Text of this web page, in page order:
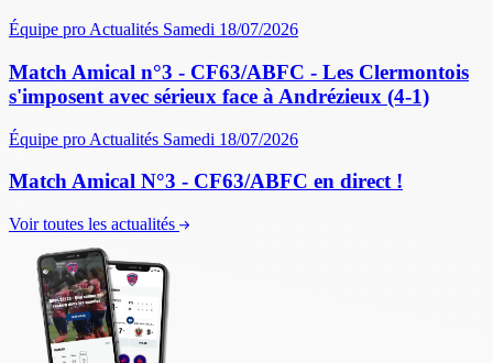
Équipe pro Actualités Samedi 18/07/2026
Match Amical n°3 - CF63/ABFC - Les Clermontois
s'imposent avec sérieux face à Andrézieux (4-1)
Équipe pro Actualités Samedi 18/07/2026
Match Amical N°3 - CF63/ABFC en direct !
Voir toutes les actualités